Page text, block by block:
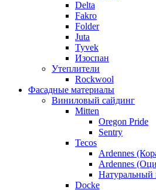
Delta
Fakro
Folder
Juta
Tyvek
Изоспан
Утеплители
Rockwool
Фасадные материалы
Виниловый сайдинг
Mitten
Oregon Pride
Sentry
Tecos
Ardennes
Ardennes
Натуральный
Docke